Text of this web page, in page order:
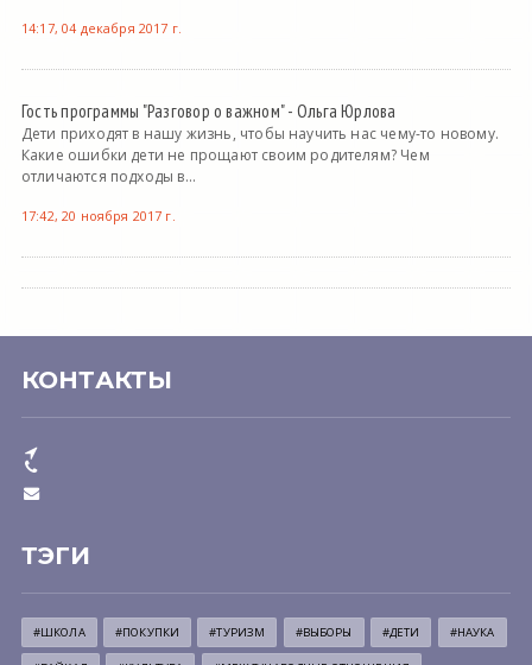
14:17, 04 декабря 2017 г.
Гость программы "Разговор о важном" - Ольга Юрлова
Дети приходят в нашу жизнь, чтобы научить нас чему-то новому.
Какие ошибки дети не прощают своим родителям? Чем
отличаются подходы в...
17:42, 20 ноября 2017 г.
КОНТАКТЫ
ТЭГИ
#ШКОЛА #ПОКУПКИ #ТУРИЗМ #ВЫБОРЫ #ДЕТИ #НАУКА